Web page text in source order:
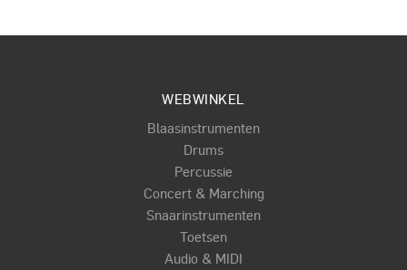
WEBWINKEL
Blaasinstrumenten
Drums
Percussie
Concert & Marching
Snaarinstrumenten
Toetsen
Audio & MIDI